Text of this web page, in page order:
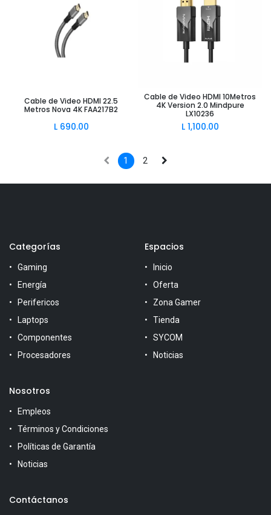
Cable de Video HDMI 22.5
Metros Nova 4K FAA217B2
L 690.00
Cable de Video HDMI 10Metros
4K Version 2.0 Mindpure
LX10236
L 1,100.00
1 2
Categorías
Gaming
Energía
Perifericos
Laptops
Componentes
Procesadores
Espacios
Inicio
Oferta
Zona Gamer
Tienda
SYCOM
Noticias
Nosotros
Empleos
Términos y Condiciones
Políticas de Garantía
Noticias
Contáctanos